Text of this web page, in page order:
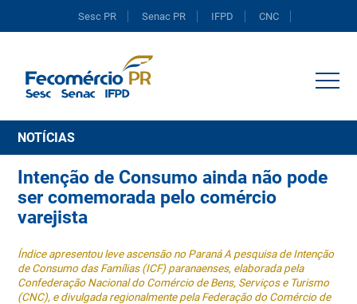
Sesc PR Senac PR IFPD CNC
NOTÍCIAS
Intenção de Consumo ainda não pode
ser comemorada pelo comércio
varejista
Índice apresentou leve ascensão no Paraná A pesquisa de Intenção
de Consumo das Famílias (ICF) paranaenses, elaborada pela
Confederação Nacional do Comércio de Bens, Serviços e Turismo
(CNC), e divulgada regionalmente pela Federação do Comércio de